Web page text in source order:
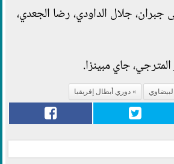
جلال الداودي، رضا الجعدي،
جاي مبينزا.
البيضاوي دوري أبطال إفريقيا